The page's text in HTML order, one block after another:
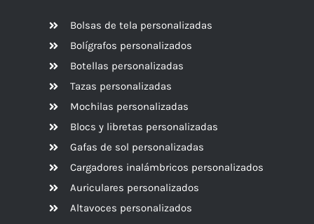
Bolsas de tela personalizadas
Bolígrafos personalizados
Botellas personalizadas
Tazas personalizadas
Mochilas personalizadas
Blocs y libretas personalizadas
Gafas de sol personalizadas
Cargadores inalámbricos personalizados
Auriculares personalizados
Altavoces personalizados